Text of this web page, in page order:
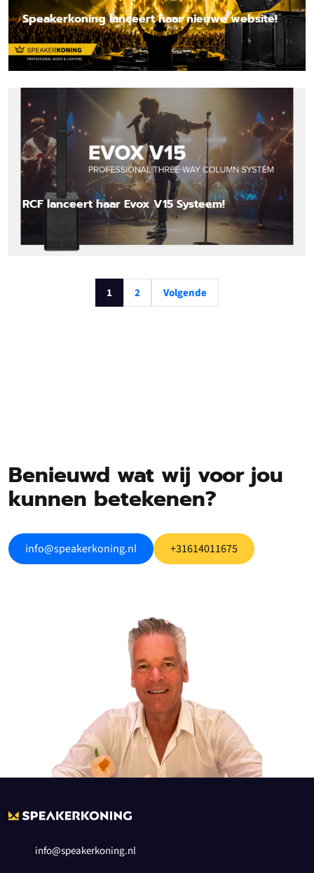
Speakerkoning lanceert haar nieuwe website!
Lees nieuwsbericht
RCF lanceert haar Evox V15 Systeem!
Lees nieuwsbericht
1 2 Volgende
Benieuwd wat wij voor jou
kunnen betekenen?
info@speakerkoning.nl +31614011675
info@speakerkoning.nl